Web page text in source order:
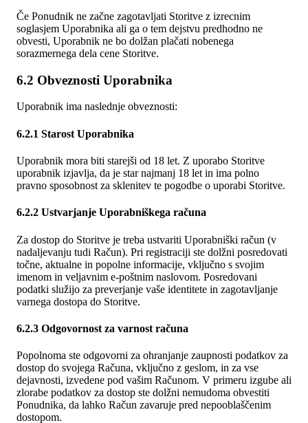
Če Ponudnik ne začne zagotavljati Storitve z izrecnim
soglasjem Uporabnika ali ga o tem dejstvu predhodno ne
obvesti, Uporabnik ne bo dolžan plačati nobenega
sorazmernega dela cene Storitve.
6.2 Obveznosti Uporabnika
Uporabnik ima naslednje obveznosti:
6.2.1 Starost Uporabnika
Uporabnik mora biti starejši od 18 let. Z uporabo Storitve
uporabnik izjavlja, da je star najmanj 18 let in ima polno
pravno sposobnost za sklenitev te pogodbe o uporabi Storitve.
6.2.2 Ustvarjanje Uporabniškega računa
Za dostop do Storitve je treba ustvariti Uporabniški račun (v
nadaljevanju tudi Račun). Pri registraciji ste dolžni posredovati
točne, aktualne in popolne informacije, vključno s svojim
imenom in veljavnim e-poštnim naslovom. Posredovani
podatki služijo za preverjanje vaše identitete in zagotavljanje
varnega dostopa do Storitve.
6.2.3 Odgovornost za varnost računa
Popolnoma ste odgovorni za ohranjanje zaupnosti podatkov za
dostop do svojega Računa, vključno z geslom, in za vse
dejavnosti, izvedene pod vašim Računom. V primeru izgube ali
zlorabe podatkov za dostop ste dolžni nemudoma obvestiti
Ponudnika, da lahko Račun zavaruje pred nepooblaščenim
dostopom.